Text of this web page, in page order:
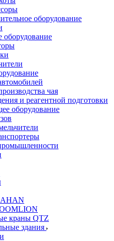
оборудование
оборудование
чая
и реагентной подготовки
оборудование
краны QTZ
здания